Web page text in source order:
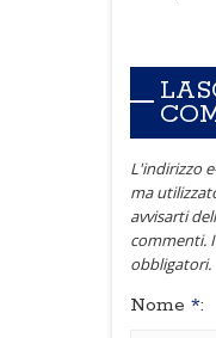
L'indirizzo
ma
avvisarti
commenti.
obbligatori.
Nome *: